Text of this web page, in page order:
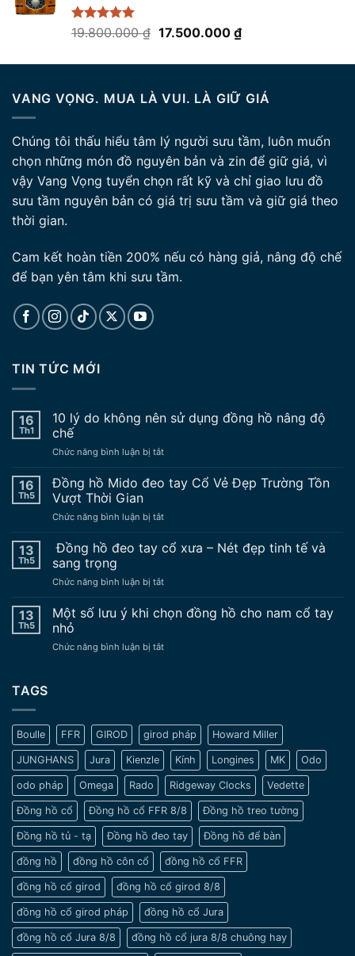
Được xếp
19.800.000₫ Giá
là:
17.500.000 ₫Giá
tại
17.500.000 ₫.
VANG VỌNG. MUA LÀ VUI. LÀ GIỮ GIÁ
Chúng tôi thấu hiểu tâm lý người sưu tầm, luôn muốn
chọn những món đồ nguyên bản và zin để giữ giá, vì
vậy Vang Vọng tuyển chọn rất kỹ và chỉ giao lưu đồ
sưu tầm nguyên bản có giá trị sưu tầm và giữ giá theo
thời gian.
Cam kết hoàn tiền 200% nếu có hàng giả, nâng độ chế
để bạn yên tâm khi sưu tầm.
TIN TỨC MỚI
16
Th1
10 lý do không nên sử dụng đồng hồ nâng độ
chế
Chức năng bình luận bị tắtở
lý
do
nên
dụng
nâng
chế
16
Th5
Đồng hồ Mido đeo tay Cổ Vẻ Đẹp Trường Tồn
Vượt Thời Gian
Chức năng bình luận bị tắtở
hồ
Mido
tay
Vẻ
Đẹp
Tồn
13
Th5
Đồng hồ đeo tay cổ xưa – Nét đẹp tinh tế và
sang trọng
Chức năng bình luận bị tắtở
đeo
cổ
tế
và
sang
trọng
13
Th5
Một số lưu ý khi chọn đồng hồ cho nam cổ tay
nhỏ
Chức năng bình luận bị tắtở
chọn
đồng
hồ
cho
nam
cổ
tay
nhỏ
TAGS
Boulle FFR GIROD girod pháp Howard Miller
JUNGHANS Jura Kienzle Kính Longines MK Odo
odo pháp Omega Rado Ridgeway Clocks Vedette
Đồng hồ cổ Đồng hồ cổ FFR 8/8 Đồng hồ treo tường
Đồng hồ tủ - tạ Đồng hồ đeo tay Đồng hồ để bàn
đồng hồ đồng hồ côn cổ đồng hồ cổ FFR
đồng hồ cổ girod đồng hồ cổ girod 8/8
đồng hồ cổ girod pháp đồng hồ cổ Jura
đồng hồ cổ Jura 8/8 đồng hồ cổ jura 8/8 chuông hay